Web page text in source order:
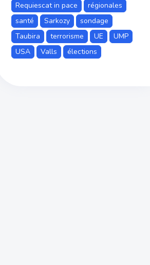
Requiescat in pace
régionales
santé
Sarkozy
sondage
Taubira
terrorisme UE
UMP
USA
Valls élections